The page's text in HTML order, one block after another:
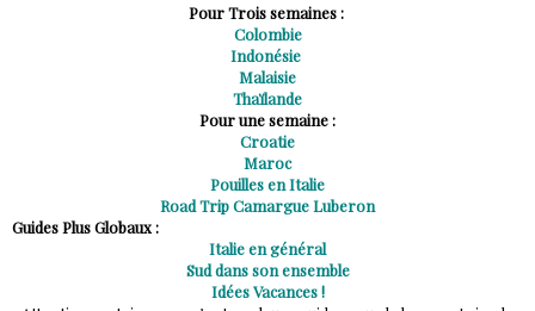
Pour Trois semaines :
Colombie
Indonésie
Malaisie
Thaïlande
Pour une semaine :
Croatie
Maroc
Pouilles en Italie
Road Trip Camargue Luberon
Guides Plus Globaux :
Italie en général
Sud dans son ensemble
Idées Vacances !